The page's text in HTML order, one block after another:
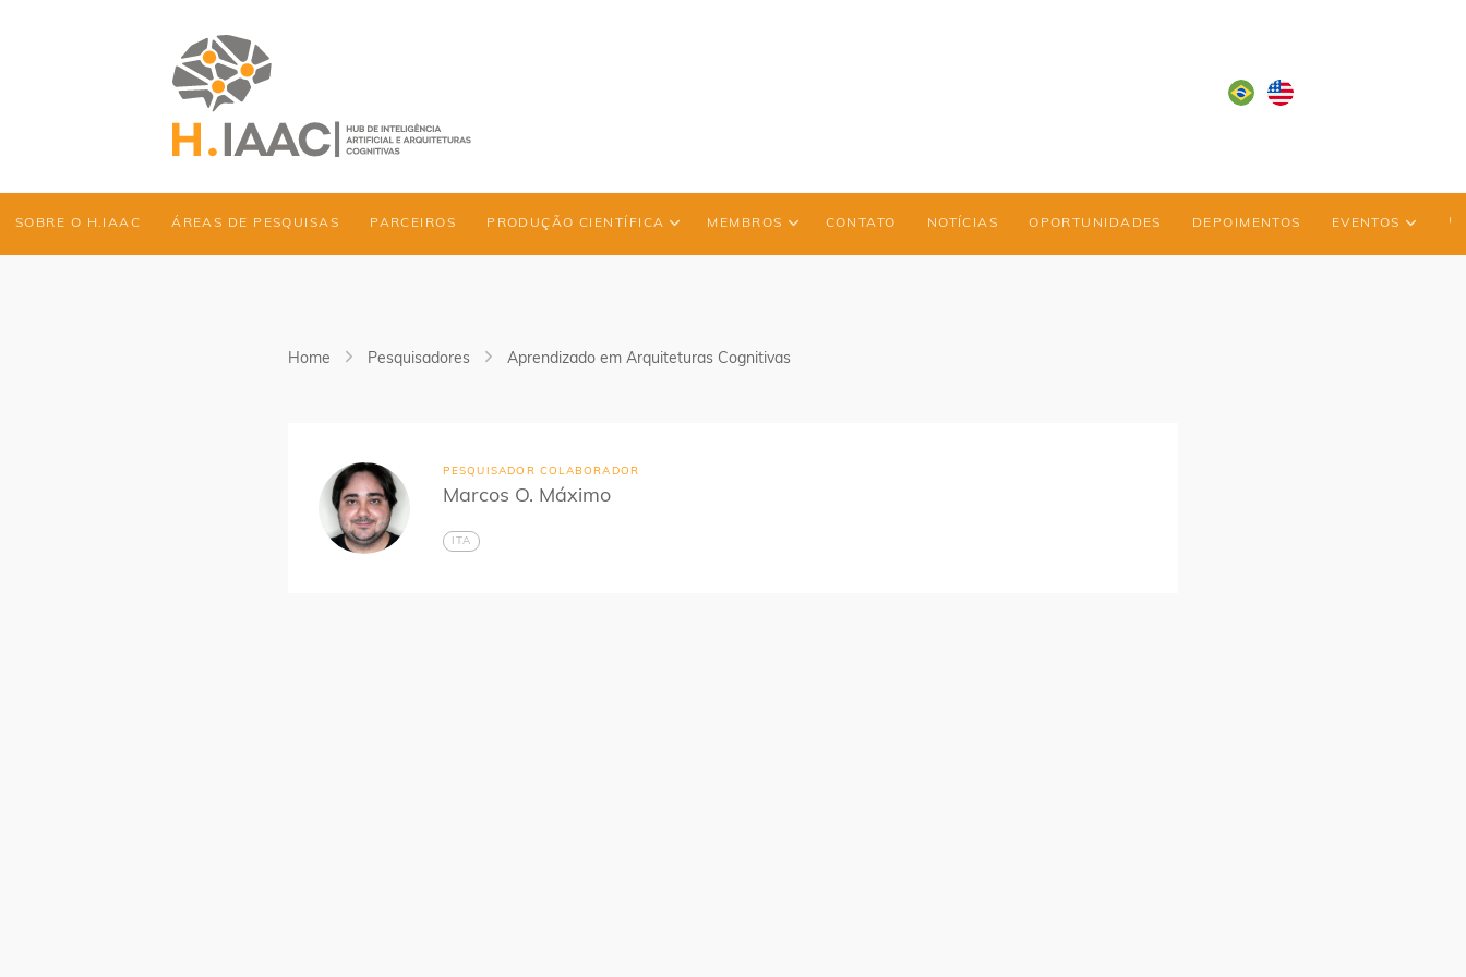
SOBRE O H.IAAC ÁREAS DE PESQUISAS PARCEIROS PRODUÇÃO CIENTÍFICA MEMBROS CONTATO NOTÍCIAS OPORTUNIDADES DEPOIMENTOS EVENTOS
Home Pesquisadores Aprendizado em Arquiteturas Cognitivas
PESQUISADOR COLABORADOR
Marcos O. Máximo
ITA